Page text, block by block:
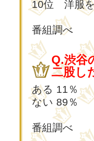
10位 洋服
番組調べ
Q.渋谷
二股し
ある 11％
ない 89％
番組調べ